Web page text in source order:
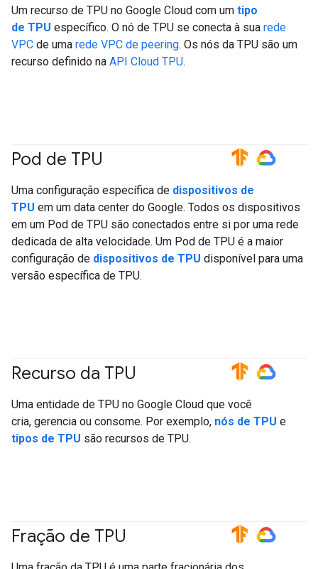
Um recurso de TPU no Google Cloud com um tipo
de TPU específico. O nó de TPU se conecta à sua rede
VPC de uma rede VPC de peering. Os nós da TPU são um
recurso definido na API Cloud TPU.
Pod de TPU #TensorFlow #GoogleCloud
Uma configuração específica de dispositivos de
TPU em um data center do Google. Todos os dispositivos
em um Pod de TPU são conectados entre si por uma rede
dedicada de alta velocidade. Um Pod de TPU é a maior
configuração de dispositivos de TPU disponível para uma
versão específica de TPU.
Recurso da TPU #TensorFlow #GoogleCloud
Uma entidade de TPU no Google Cloud que você
cria, gerencia ou consome. Por exemplo, nós de TPU e
tipos de TPU são recursos de TPU.
Fração de TPU #TensorFlow #GoogleCloud